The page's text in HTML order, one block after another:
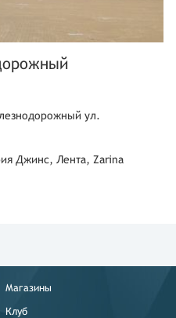
ул.
Джинс, Лента, Zarina
Магазины
Клуб